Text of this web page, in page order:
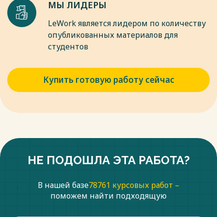
МЫ ЛИДЕРЫ
LeWork является лидером по количеству
опубликованных материалов для
студентов
Купить готовую работу сейчас
НЕ ПОДОШЛА ЭТА РАБОТА?
В нашей базе78761 курсовых работ –
поможем найти подходящую